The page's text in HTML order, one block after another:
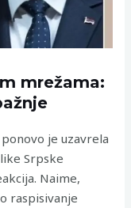
mrežama:
je uzavrela
Srpske
Naime,
raspisivanje